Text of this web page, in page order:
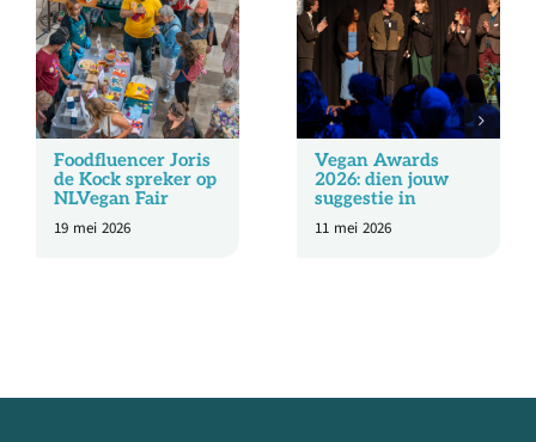
Foodfluencer Joris
de Kock spreker op
NLVegan Fair
19 mei 2026
Vegan Awards
2026: dien jouw
suggestie in
11 mei 2026